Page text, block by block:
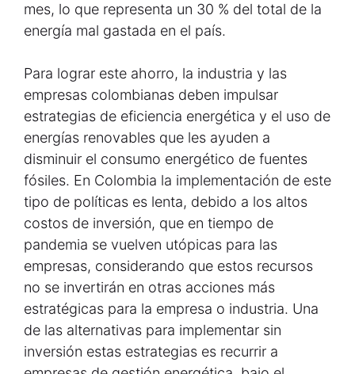
mes, lo que representa un 30 % del total de la
energía mal gastada en el país.
Para lograr este ahorro, la industria y las
empresas colombianas deben impulsar
estrategias de eficiencia energética y el uso de
energías renovables que les ayuden a
disminuir el consumo energético de fuentes
fósiles. En Colombia la implementación de este
tipo de políticas es lenta, debido a los altos
costos de inversión, que en tiempo de
pandemia se vuelven utópicas para las
empresas, considerando que estos recursos
no se invertirán en otras acciones más
estratégicas para la empresa o industria. Una
de las alternativas para implementar sin
inversión estas estrategias es recurrir a